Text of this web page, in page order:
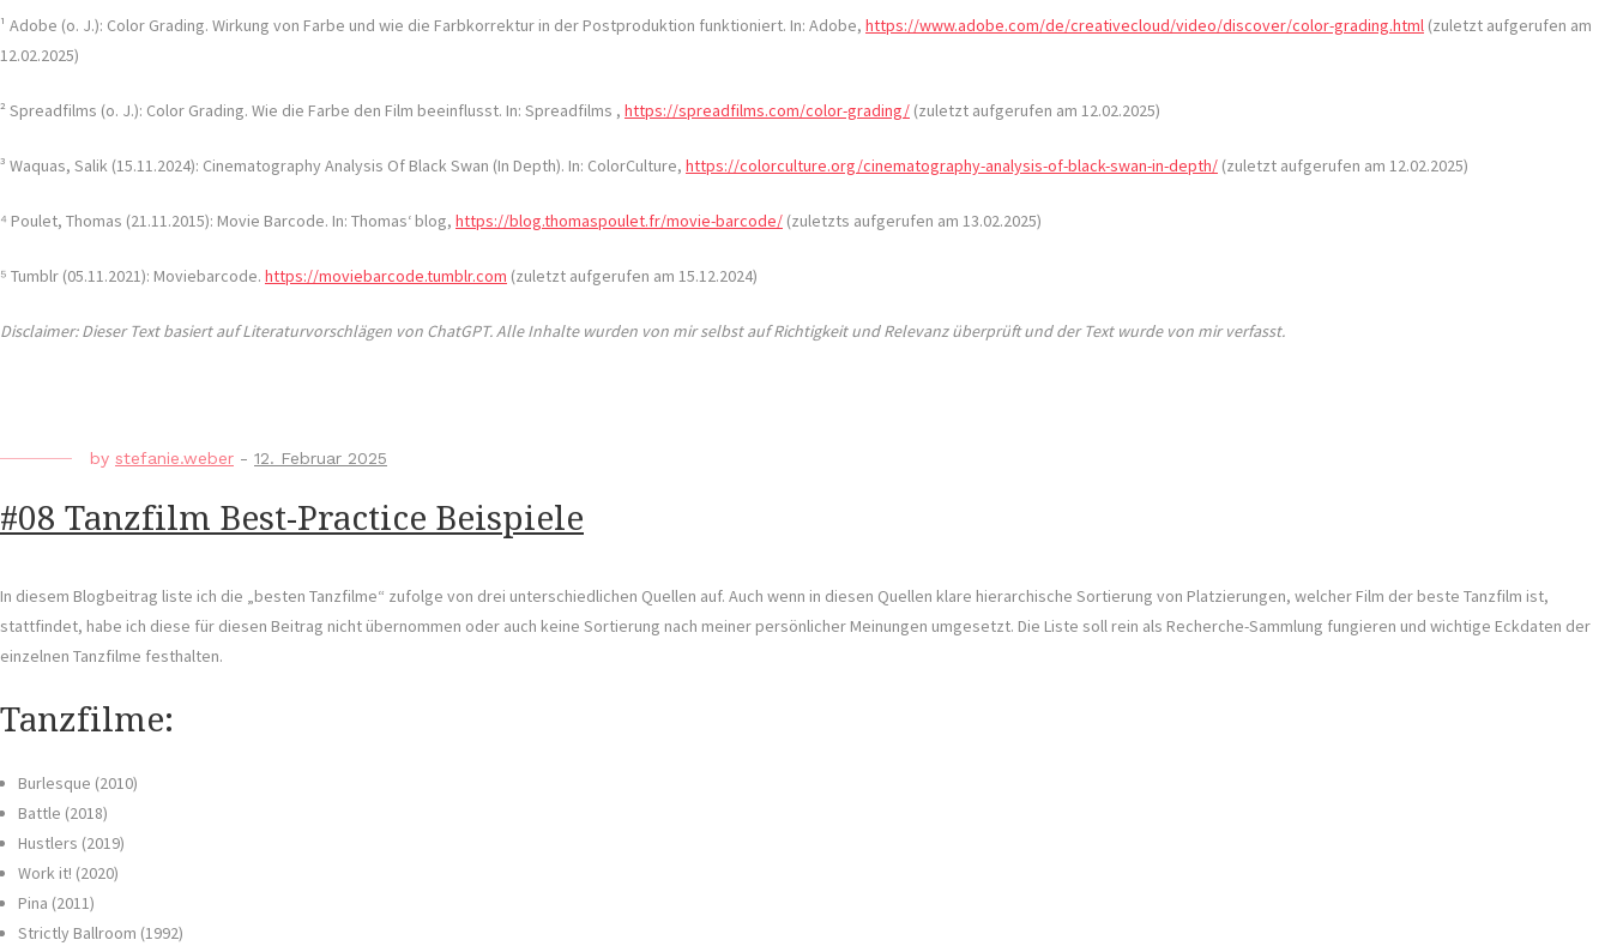
¹ Adobe (o. J.): Color Grading. Wirkung von Farbe und wie die Farbkorrektur in der Postproduktion funktioniert. In: Adobe, https://www.adobe.com/de/creativecloud/video/discover/color-grading.html (zuletzt aufgerufen am
12.02.2025)
² Spreadfilms (o. J.): Color Grading. Wie die Farbe den Film beeinflusst. In: Spreadfilms , https://spreadfilms.com/color-grading/ (zuletzt aufgerufen am 12.02.2025)
³ Waquas, Salik (15.11.2024): Cinematography Analysis Of Black Swan (In Depth). In: ColorCulture, https://colorculture.org/cinematography-analysis-of-black-swan-in-depth/ (zuletzt aufgerufen am 12.02.2025)
⁴ Poulet, Thomas (21.11.2015): Movie Barcode. In: Thomas‘ blog, https://blog.thomaspoulet.fr/movie-barcode/ (zuletzts aufgerufen am 13.02.2025)
⁵ Tumblr (05.11.2021): Moviebarcode. https://moviebarcode.tumblr.com (zuletzt aufgerufen am 15.12.2024)
Disclaimer: Dieser Text basiert auf Literaturvorschlägen von ChatGPT. Alle Inhalte wurden von mir selbst auf Richtigkeit und Relevanz überprüft und der Text wurde von mir verfasst.
by stefanie.weber - 12. Februar 2025
#08 Tanzfilm Best-Practice Beispiele
In diesem Blogbeitrag liste ich die „besten Tanzfilme“ zufolge von drei unterschiedlichen Quellen auf. Auch wenn in diesen Quellen klare hierarchische Sortierung von Platzierungen, welcher Film der beste Tanzfilm ist,
stattfindet, habe ich diese für diesen Beitrag nicht übernommen oder auch keine Sortierung nach meiner persönlicher Meinungen umgesetzt. Die Liste soll rein als Recherche-Sammlung fungieren und wichtige Eckdaten der
einzelnen Tanzfilme festhalten.
Tanzfilme:
Burlesque (2010)
Battle (2018)
Hustlers (2019)
Work it! (2020)
Pina (2011)
Strictly Ballroom (1992)